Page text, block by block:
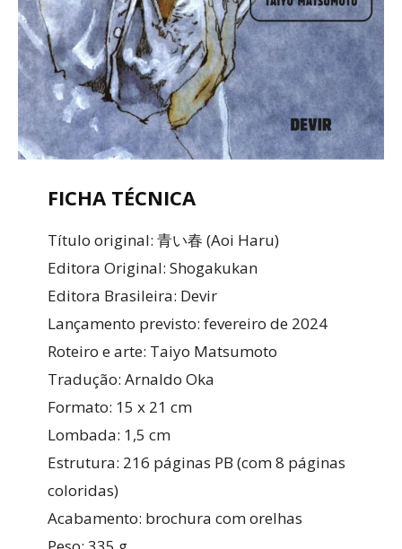
FICHA TÉCNICA
Título original: 青い春 (Aoi Haru)
Editora Original: Shogakukan
Editora Brasileira: Devir
Lançamento previsto: fevereiro de 2024
Roteiro e arte: Taiyo Matsumoto
Tradução: Arnaldo Oka
Formato: 15 x 21 cm
Lombada: 1,5 cm
Estrutura: 216 páginas PB (com 8 páginas
coloridas)
Acabamento: brochura com orelhas